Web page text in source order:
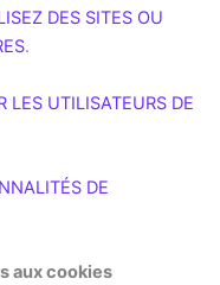
DES SITES OU
.
LES UTILISATEURS DE
DE
aux cookies